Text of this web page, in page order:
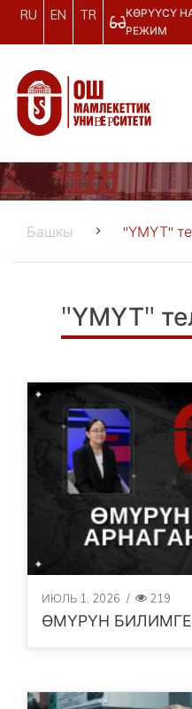
RU EN TR
КӨРҮҮСҮ
РЕЖИМ
Башкы "ҮМҮТ"
"ҮМҮТ"
ИЮЛЬ 1, 2026 / 219
ӨМҮРҮН